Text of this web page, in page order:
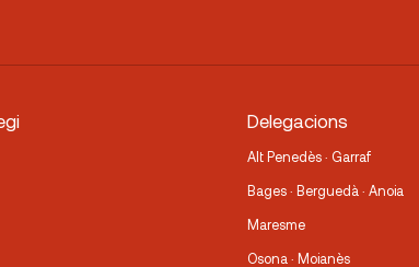
Delegacions
Alt Penedès · Garraf
Bages · Berguedà · Anoia
Maresme
Osona · Moianès